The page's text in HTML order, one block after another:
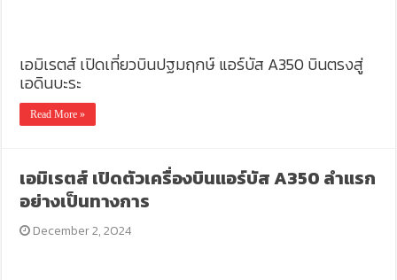
เอมิเรตส์ เปิดเที่ยวบินปฐมฤกษ์ แอร์บัส A350 บินตรงสู่
เอดินบะระ
Read More »
เอมิเรตส์ เปิดตัวเครื่องบินแอร์บัส A350 ลำแรก
อย่างเป็นทางการ
December 2, 2024